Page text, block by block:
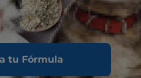
tu Fórmula